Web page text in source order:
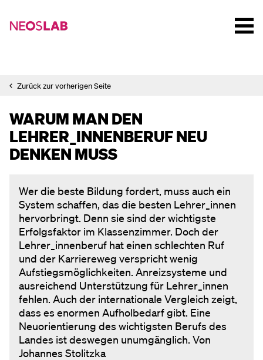
Zurück zur vorherigen Seite
WARUM MAN DEN
LEHRER_INNENBERUF NEU
DENKEN MUSS
Wer die beste Bildung fordert, muss auch ein
System schaffen, das die besten Lehrer_innen
hervorbringt. Denn sie sind der wichtigste
Erfolgsfaktor im Klassenzimmer. Doch der
Lehrer_innenberuf hat einen schlechten Ruf
und der Karriereweg verspricht wenig
Aufstiegsmöglichkeiten. Anreizsysteme und
ausreichend Unterstützung für Lehrer_innen
fehlen. Auch der internationale Vergleich zeigt,
dass es enormen Aufholbedarf gibt. Eine
Neuorientierung des wichtigsten Berufs des
Landes ist deswegen unumgänglich. Von
Johannes Stolitzka